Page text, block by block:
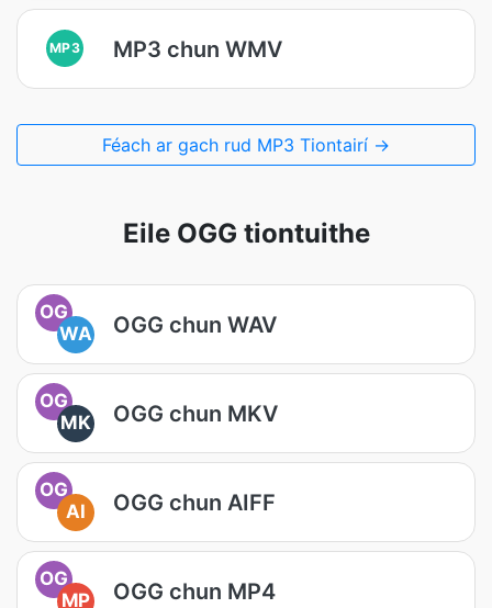
MP3 MP3 chun WMV
Féach ar gach rud MP3 Tiontairí →
Eile OGG tiontuithe
OG
WA
OGG chun WAV
OG
MK
OGG chun MKV
OG
AI
OGG chun AIFF
OG
MP
OGG chun MP4